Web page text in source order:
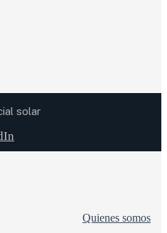
solar
Quienes somos